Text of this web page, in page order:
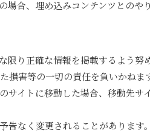
場合、埋め込みコンテンツとのや
限り正確な情報を掲載するよう
損害等の一切の責任を負いかねま
サイトに移動した場合、移動先
告なく変更されることがあります。